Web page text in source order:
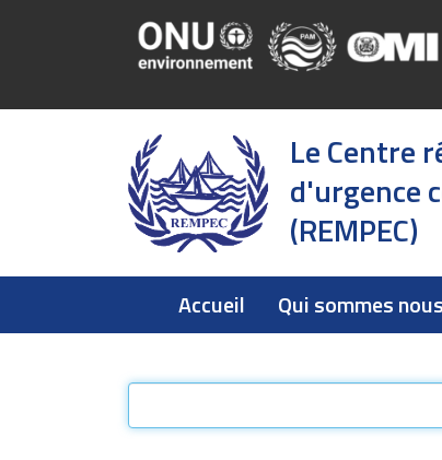
Le Centre
d'urgence
(REMPEC)
Accueil Qui sommes nous